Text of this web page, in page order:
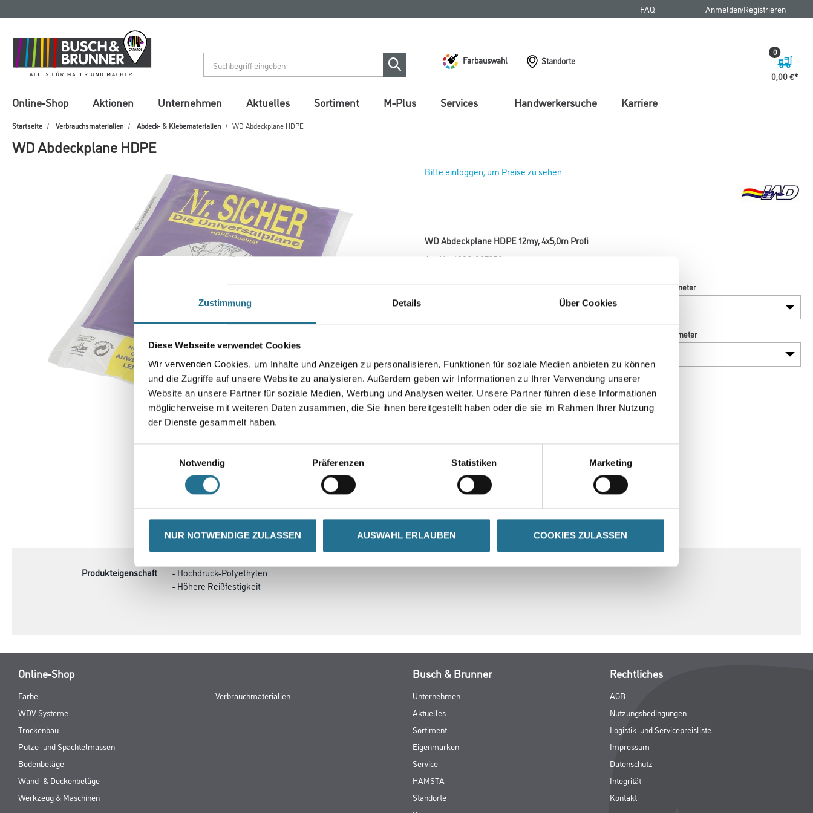
Zustimmung Details Über Cookies
Diese Webseite verwendet Cookies
Wir verwenden Cookies, um Inhalte und Anzeigen zu personalisieren, Funktionen für soziale Medien anbieten zu können
und die Zugriffe auf unsere Website zu analysieren. Außerdem geben wir Informationen zu Ihrer Verwendung unserer
Website an unsere Partner für soziale Medien, Werbung und Analysen weiter. Unsere Partner führen diese Informationen
möglicherweise mit weiteren Daten zusammen, die Sie ihnen bereitgestellt haben oder die sie im Rahmen Ihrer Nutzung
der Dienste gesammelt haben.
Notwendig
Präferenzen Statistiken Marketing
NUR NOTWENDIGE ZULASSEN AUSWAHL ERLAUBEN COOKIES ZULASSEN
springen
springen
FAQ Anmelden/Registrieren
Farbauswahl
Standorte
0,00 €
0
Online-Shop Aktionen Unternehmen Aktuelles Sortiment M-Plus Services Handwerkersuche Karriere
Startseite Verbrauchsmaterialien Abdeck- & Klebematerialien WD Abdeckplane HDPE
WD Abdeckplane HDPE
Bitte einloggen, um Preise zu sehen
WD Abdeckplane HDPE 12my, 4x5,0m Profi
Art-Nr.:
4086-007350
Farbtonbezeichnung Länge in Millimeter
Stärke in millimeter
Umrechnungsfaktoren
CURRENT
PRODUKTEIGENSCHAFTEN ZUSATZINFOS GEFAHRENHINWEISE SPEZIFIKATIONEN
Produkteigenschaft
- Hochdruck-Polyethylen
- Höhere Reißfestigkeit
Online-Shop
Farbe
WDV-Systeme
Trockenbau
Putze- und Spachtelmassen
Bodenbeläge
Wand- & Deckenbeläge
Werkzeug & Maschinen
Verbrauchmaterialien
Busch & Brunner
Unternehmen
Aktuelles
Sortiment
Eigenmarken
Service
HAMSTA
Standorte
Rechtliches
AGB
Nutzungsbedingungen
Logistik- und Servicepreisliste
Impressum
Datenschutz
Integrität
Kontakt